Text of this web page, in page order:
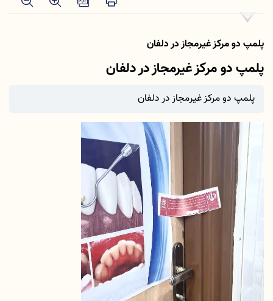
پلمپ دو مرکز غیرمجاز در دلفان
پلمپ دو مرکز غیرمجاز در دلفان
پلمپ دو مرکز غیرمجاز در دلفان